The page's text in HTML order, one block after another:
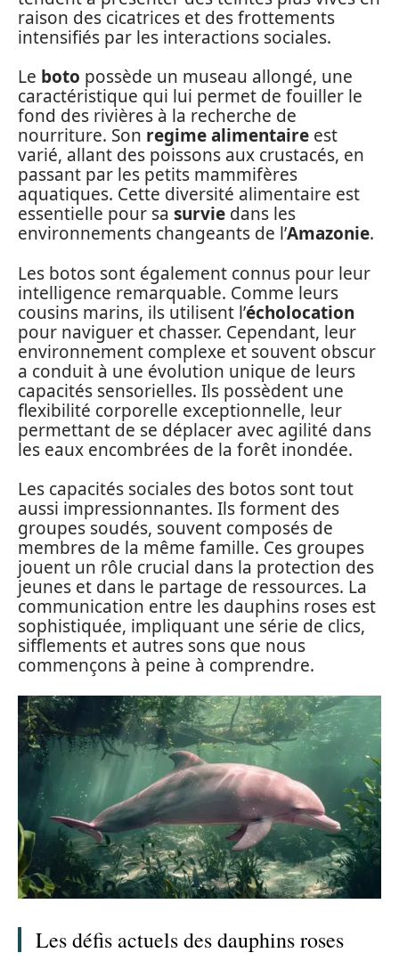
raison des cicatrices et des frottements
intensifiés par les interactions sociales.
Le boto possède un museau allongé, une
caractéristique qui lui permet de fouiller le
fond des rivières à la recherche de
nourriture. Son regime alimentaire est
varié, allant des poissons aux crustacés, en
passant par les petits mammifères
aquatiques. Cette diversité alimentaire est
essentielle pour sa survie dans les
environnements changeants de l’Amazonie.
Les botos sont également connus pour leur
intelligence remarquable. Comme leurs
cousins marins, ils utilisent l’écholocation
pour naviguer et chasser. Cependant, leur
environnement complexe et souvent obscur
a conduit à une évolution unique de leurs
capacités sensorielles. Ils possèdent une
flexibilité corporelle exceptionnelle, leur
permettant de se déplacer avec agilité dans
les eaux encombrées de la forêt inondée.
Les capacités sociales des botos sont tout
aussi impressionnantes. Ils forment des
groupes soudés, souvent composés de
membres de la même famille. Ces groupes
jouent un rôle crucial dans la protection des
jeunes et dans le partage de ressources. La
communication entre les dauphins roses est
sophistiquée, impliquant une série de clics,
sifflements et autres sons que nous
commençons à peine à comprendre.
Les défis actuels des dauphins roses